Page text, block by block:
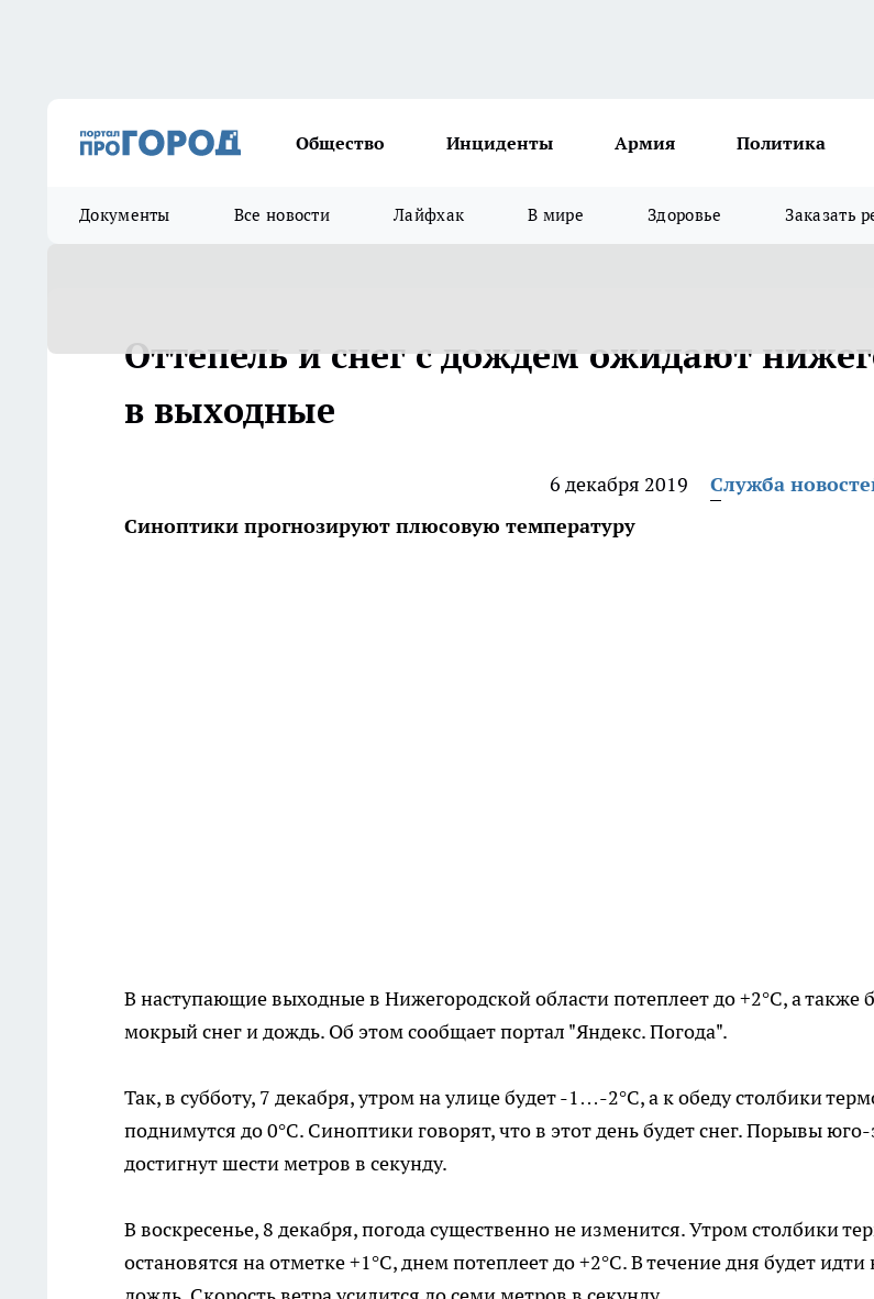
Общество Инциденты Армия Политика
Документы Все новости Лайфхак В мире Здоровье Заказать
Оттепель и снег с дождем ожидают
в выходные
6 декабря 2019
Служба
Синоптики прогнозируют плюсовую температуру
В наступающие выходные в Нижегородской области потеплеет до +2°С, а также
мокрый снег и дождь. Об этом сообщает портал "Яндекс. Погода".
Так, в субботу, 7 декабря, утром на улице будет -1…-2°С, а к обеду столбики
поднимутся до 0°С. Синоптики говорят, что в этот день будет снег. Порывы
достигнут шести метров в секунду.
В воскресенье, 8 декабря, погода существенно не изменится. Утром столбики
остановятся на отметке +1°С, днем потеплеет до +2°С. В течение дня будет